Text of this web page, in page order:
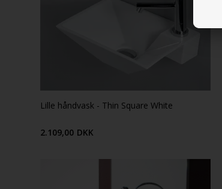
Lille håndvask - Thin Square White
2.109,00 DKK